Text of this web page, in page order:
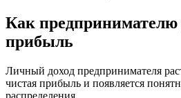
Как предпринимателю
прибыль
Личный доход предпринимателя
чистая прибыль и появляется
распределения.